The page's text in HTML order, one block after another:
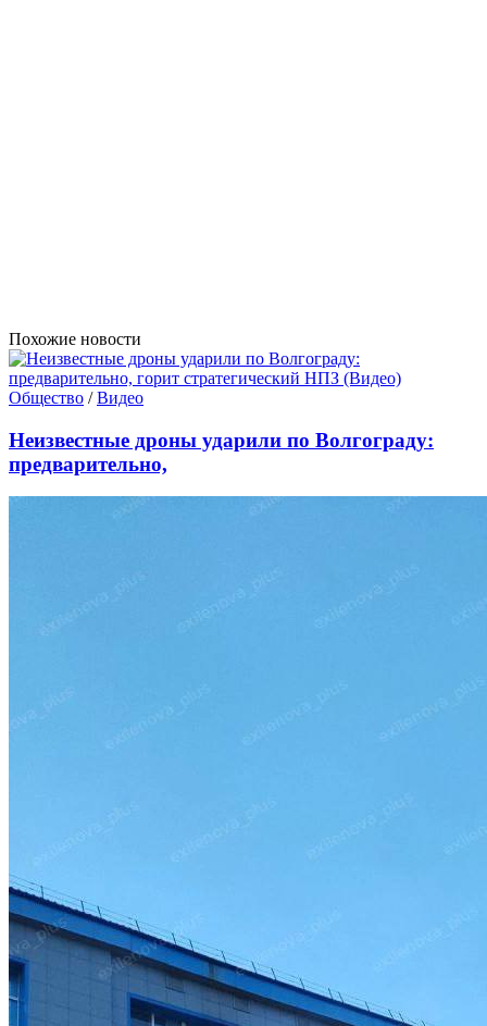
Похожие новости
Общество /Видео
Неизвестные дроны ударили по Волгограду:
предварительно,